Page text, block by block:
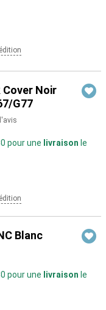
Cover Noir
G77
pour une livraison le
Blanc
pour une livraison le